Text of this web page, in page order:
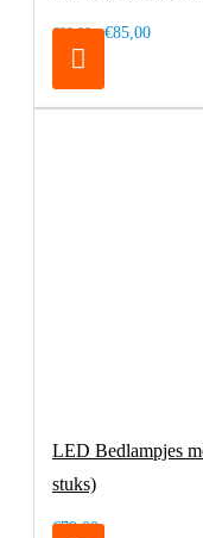
€99,00 €85,00
LED Bedlampjes
stuks)
€79,00